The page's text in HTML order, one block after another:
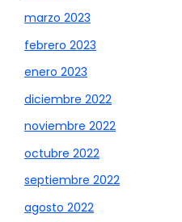
marzo 2023
febrero 2023
enero 2023
diciembre 2022
noviembre 2022
octubre 2022
septiembre 2022
agosto 2022